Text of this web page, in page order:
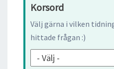
Korsord
Välj gärna i vilken
hittade frågan :)